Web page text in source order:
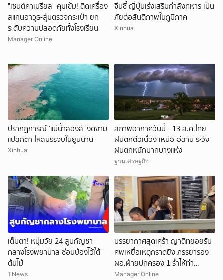
"เซนต์คาเบรียล" คุมเข้ม! ติดเครื่อง
สแกนอาวุธ-สุ่มตรวจกระเป๋า ยก
ระดับความปลอดภัยทั้งโรงเรียน
Manager Online
จีนชี้ ญี่ปุ่นเร่งเสริมกำลังทหาร เป็น
ภัยต่อสันติภาพในภูมิภาค
Xinhua
ปรากฏการณ์ ‘แม่น้ำสองสี’ งดงาม
แปลกตา ไหลบรรจบในยูนนาน
Xinhua
สภาพอากาศวันนี้ - 13 ส.ค.ไทย
ฝนตกต่อเนื่อง เหนือ-อีสาน ระวัง
ฝนตกหนักมากบางแห่ง
ฐานเศรษฐกิจ
เต็มตา! หนุ่มวัย 24 สูบกัญชา
กลางโรงพยาบาล ซ่อนบ้องไว้ใต้
ต้นไม้
TNews
บรรยากาศสุดเศร้า ญาติทยอยรับ
ศพเหยื่อเหตุกราดยิง ภรรยารอง
ผอ.ฝ่ายปกครอง 1 ร่ำไห้ทำ
เอกสาร
Manager Online